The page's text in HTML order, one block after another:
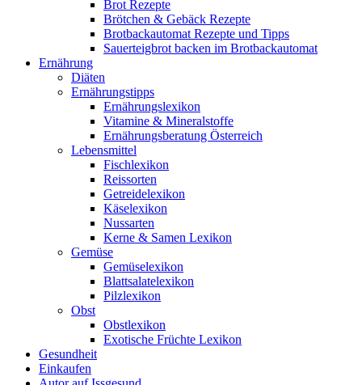
Brot Rezepte
Brötchen & Gebäck Rezepte
Brotbackautomat Rezepte und Tipps
Sauerteigbrot backen im Brotbackautomat
Ernährung
Diäten
Ernährungstipps
Ernährungslexikon
Vitamine & Mineralstoffe
Ernährungsberatung Österreich
Lebensmittel
Fischlexikon
Reissorten
Getreidelexikon
Käselexikon
Nussarten
Kerne & Samen Lexikon
Gemüse
Gemüselexikon
Blattsalatelexikon
Pilzlexikon
Obst
Obstlexikon
Exotische Früchte Lexikon
Gesundheit
Einkaufen